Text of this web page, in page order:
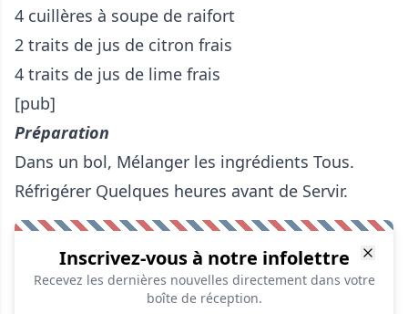
4 cuillères à soupe de raifort
2 traits de jus de citron frais
4 traits de jus de lime frais
[pub]
Préparation
Dans un bol, Mélanger les ingrédients Tous.
Réfrigérer Quelques heures avant de Servir.
Inscrivez-vous à notre infolettre
Recevez les dernières nouvelles directement dans votre
boîte de réception.